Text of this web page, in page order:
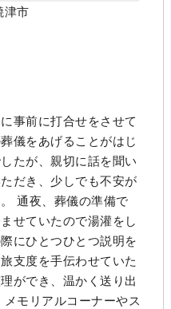
津市
事前に打合せをさせて
儀をあげることがはじ
たが、親切に話を聞い
だき、少しでも不安が
通夜、葬儀の準備で
せていたので湯灌をし
にひとつひとつ説明を
支度を手伝わせていた
ができ、温かく送り出
モリアルコーナーやス